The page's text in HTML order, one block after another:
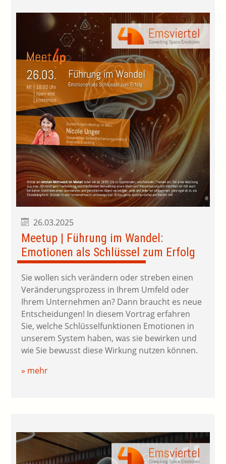
26.03.2025
Meetup | Führung im Wandel:
Emotionen als Schlüssel zum Erfolg
Sie wollen sich verändern oder streben einen
Veränderungsprozess in Ihrem Umfeld oder
Ihrem Unternehmen an? Dann braucht es neue
Entscheidungen! In diesem Vortrag erfahren
Sie, welche Schlüsselfunktionen Emotionen in
unserem System haben, was sie bewirken und
wie Sie bewusst diese Wirkung nutzen können.
» mehr